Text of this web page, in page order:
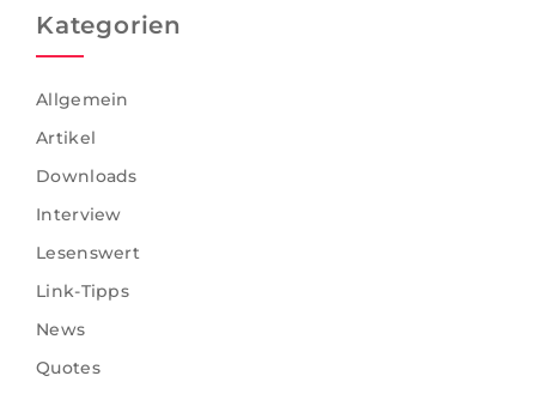
Kategorien
Allgemein
Artikel
Downloads
Interview
Lesenswert
Link-Tipps
News
Quotes